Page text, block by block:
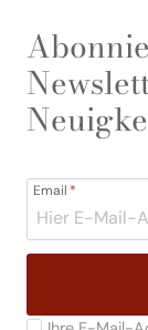
Email *